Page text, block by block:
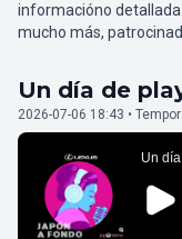
informacióno
mucho más,
Un día de
2026-07-06 18:43 •